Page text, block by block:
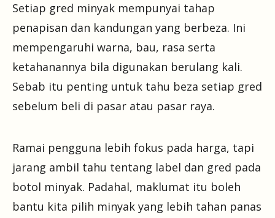
Setiap gred minyak mempunyai tahap
penapisan dan kandungan yang berbeza. Ini
mempengaruhi warna, bau, rasa serta
ketahanannya bila digunakan berulang kali.
Sebab itu penting untuk tahu beza setiap gred
sebelum beli di pasar atau pasar raya.
Ramai pengguna lebih fokus pada harga, tapi
jarang ambil tahu tentang label dan gred pada
botol minyak. Padahal, maklumat itu boleh
bantu kita pilih minyak yang lebih tahan panas